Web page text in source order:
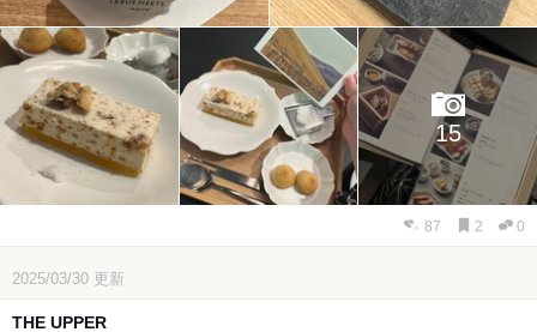
15
87 2 0
2025/03/30 更新
THE UPPER